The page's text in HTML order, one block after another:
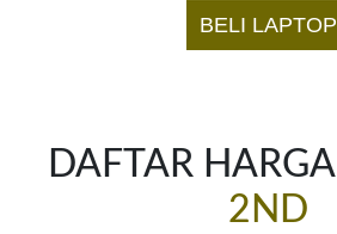
BELI LAPTOP
DAFTAR HARGA
2ND